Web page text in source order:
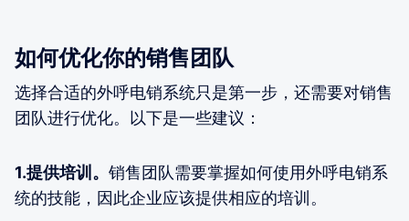
如何优化你的销售团队
选择合适的外呼电销系统只是第一步，还需要对销售
团队进行优化。以下是一些建议：
1.提供培训。 销售团队需要掌握如何使用外呼电销系
统的技能，因此企业应该提供相应的培训。